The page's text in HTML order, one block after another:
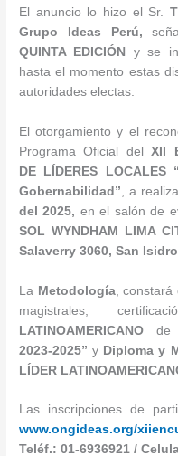
El anuncio lo hizo el Sr.
Grupo Ideas Perú,
QUINTA EDICIÓN
y se
hasta el momento estas
autoridades electas.
El otorgamiento y el
Programa Oficial delXII
DE LÍDERES LOCALES
Gobernabilidad” , a
del 2025, en el salón de
SOL WYNDHAM LIMA
Salaverry 3060, San
La Metodología, constará
magistrales,
LATINOAMERICANO de
2023-2025”y Diploma y
LÍDER
Las inscripciones de
www.ongideas.org/
Teléf.: 01-6936921 /